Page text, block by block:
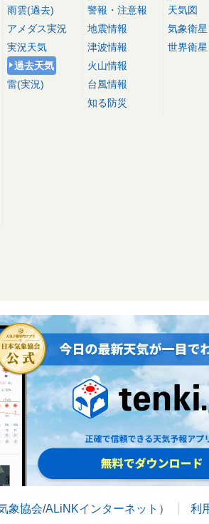
雨雲(過去)
アメダス実況
実況天気
過去天気
雷(実況)
警報・注意報
地震情報
津波情報
火山情報
台風情報
知る防災
天気図
気象衛星
世界衛星
象協会/ALiNKインターネット ） 利